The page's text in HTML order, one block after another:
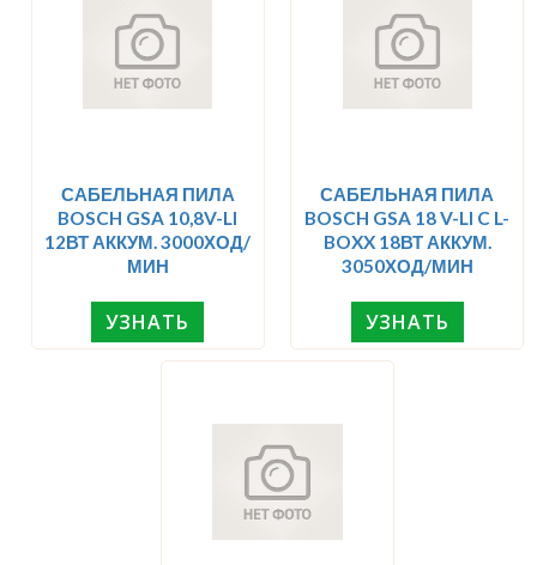
САБЕЛЬНАЯ ПИЛА
BOSCH GSA 10,8V-LI
12ВТ АККУМ. 3000ХОД/
МИН
УЗНАТЬ
САБЕЛЬНАЯ ПИЛА
BOSCH GSA 18 V-LI C L-
BOXX 18ВТ АККУМ.
3050ХОД/МИН
УЗНАТЬ